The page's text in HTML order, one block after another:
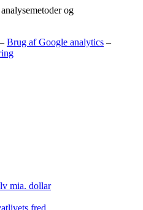
og
– Brug af Google analytics –
mia. dollar